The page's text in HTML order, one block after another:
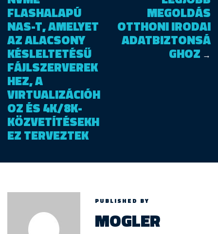
FLASHALAPÚ
NAS-T, AMELYET
AZ ALACSONY
KÉSLELTETÉSŰ
FÁJLSZERVEREK
HEZ, A
VIRTUALIZÁCIÓH
OZ ÉS 4K/8K-
KÖZVETÍTÉSEKH
EZ TERVEZTEK
MEGOLDÁS
OTTHONI IRODAI
ADATBIZTONSÁ
GHOZ →
PUBLISHED BY
MOGLER